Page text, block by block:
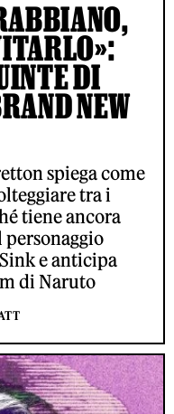
DI
NEW
spiega come
tra i
tiene ancora
personaggio
e anticipa
di Naruto